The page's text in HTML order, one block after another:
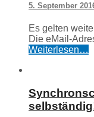
5. September
Es gelten
Die eMail-
Weiterlesen…